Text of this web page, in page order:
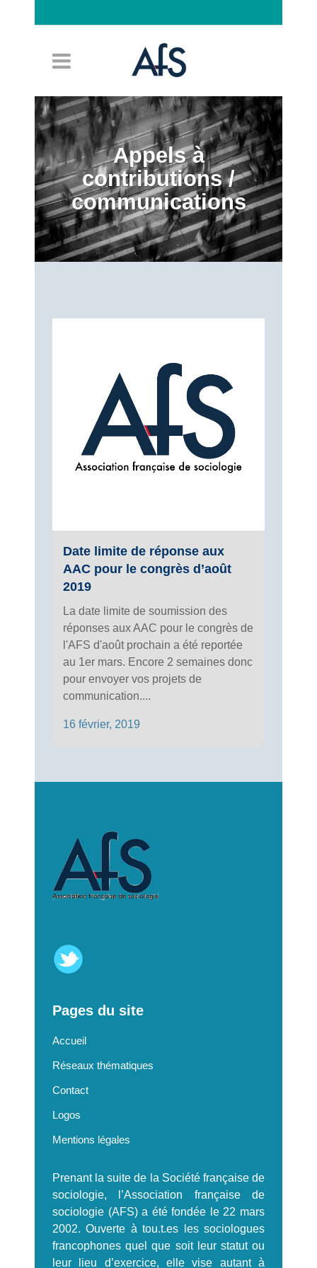
Appels à
contributions /
communications
Date limite de réponse aux
AAC pour le congrès d’août
2019
La date limite de soumission des
réponses aux AAC pour le congrès de
l'AFS d'août prochain a été reportée
au 1er mars. Encore 2 semaines donc
pour envoyer vos projets de
communication....
16 février, 2019
Pages du site
Accueil
Réseaux thématiques
Contact
Logos
Mentions légales
Prenant la suite de la Société française de
sociologie, l’Association française de
sociologie (AFS) a été fondée le 22 mars
2002. Ouverte à tou.t.es les sociologues
francophones quel que soit leur statut ou
leur lieu d’exercice, elle vise autant à